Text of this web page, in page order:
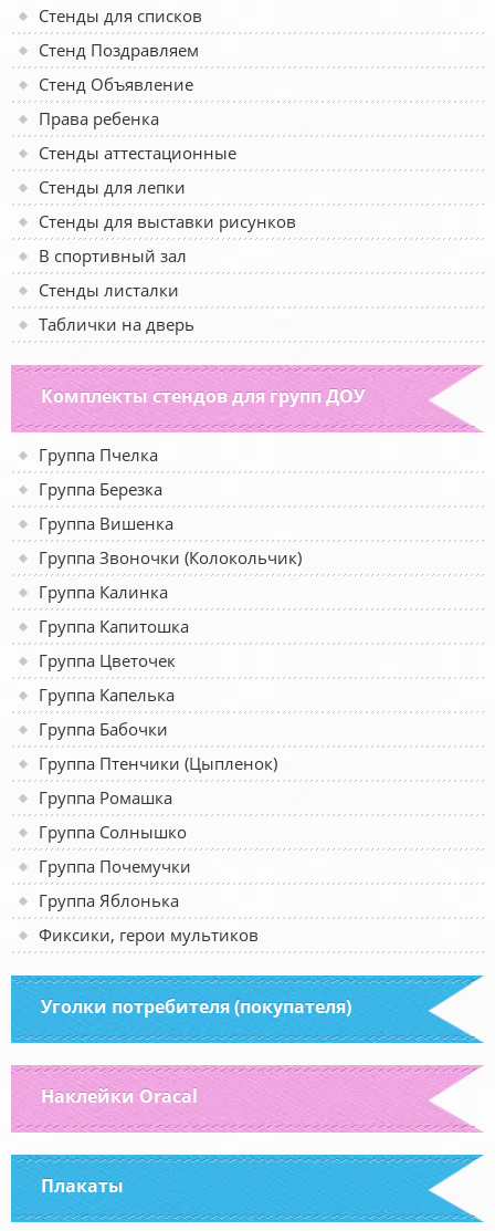
Стенды для списков
Стенд Поздравляем
Стенд Объявление
Права ребенка
Стенды аттестационные
Стенды для лепки
Стенды для выставки рисунков
В спортивный зал
Стенды листалки
Таблички на дверь
Комплекты стендов для групп ДОУ
Группа Пчелка
Группа Березка
Группа Вишенка
Группа Звоночки (Колокольчик)
Группа Калинка
Группа Капитошка
Группа Цветочек
Группа Капелька
Группа Бабочки
Группа Птенчики (Цыпленок)
Группа Ромашка
Группа Солнышко
Группа Почемучки
Группа Яблонька
Фиксики, герои мультиков
Уголки потребителя (покупателя)
Наклейки Oracal
Плакаты